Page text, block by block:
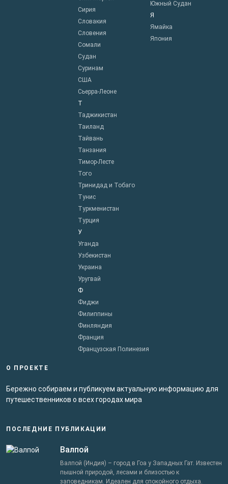
Сирия
Словакия
Словения
Сомали
Судан
Суринам
США
Сьерра-Леоне
Т
Таджикистан
Таиланд
Тайвань
Танзания
Тимор-Лесте
Того
Тринидад и Тобаго
Тунис
Туркменистан
Турция
У
Уганда
Узбекистан
Украина
Уругвай
Ф
Фиджи
Филиппины
Финляндия
Франция
Французская Полинезия
Южный Судан
Я
Ямайка
Япония
О ПРОЕКТЕ
Бережно собираем и публикуем актуальную информацию для
путешественников о всех городах мира
ПОСЛЕДНИЕ ПУБЛИКАЦИИ
Валпой
Валпой (Индия) – город в Гоа у Западных Гат. Известен
пышной природой, лесами и близостью к
заповедникам. Идеален для спокойного отдыха.